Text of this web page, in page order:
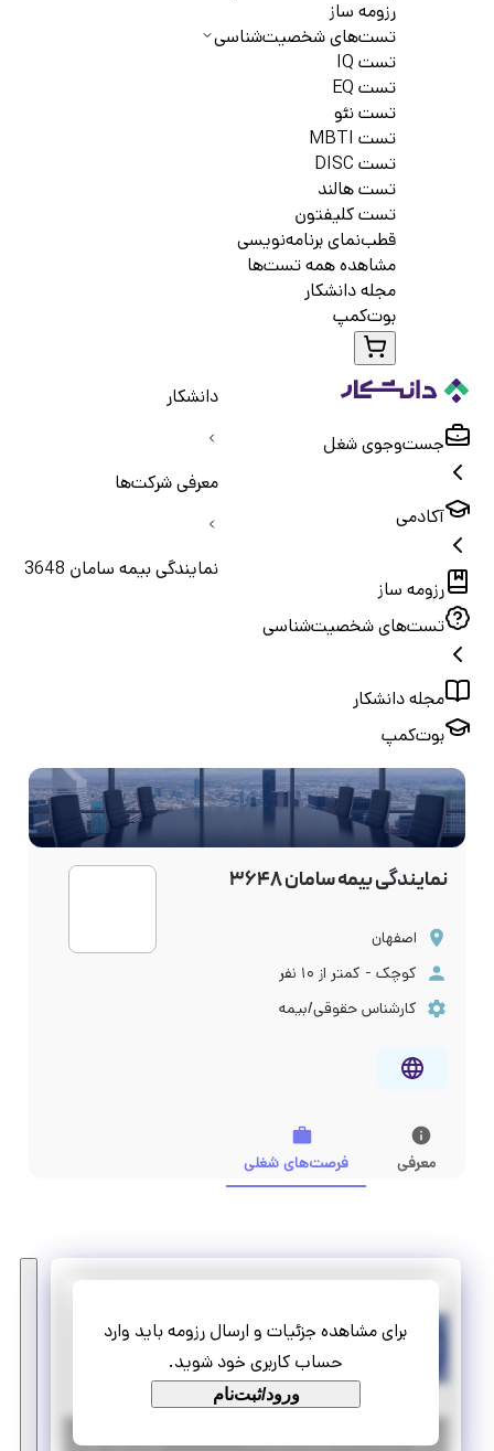
رزومه ساز
تست‌های شخصیت‌شناسی
تست IQ
تست EQ
تست نئو
تست MBTI
تست DISC
تست هالند
تست کلیفتون
قطب‌نمای برنامه‌نویسی
مشاهده همه تست‌ها
مجله دانشکار
بوت‌کمپ
جست‌و‌جوی شغل
آکادمی
رزومه ساز
تست‌های شخصیت‌شناسی
مجله دانشکار
بوت‌کمپ
دانشکار
معرفی شرکت‌ها
نمایندگی بیمه سامان 3648
نمایندگی بیمه سامان 3648
اصفهان
کوچک - کمتر از ۱۰ نفر
کارشناس حقوقی/بیمه
معرفی فرصت‌های شغلی
برای مشاهده جزئیات و ارسال رزومه باید وارد
حساب کاربری خود شوید.
ورود/ثبت‌نام
پاره وقت دورکاری
اصفهان |۱۱ ماه پیش | منقضی شده جزئیات بیشتر